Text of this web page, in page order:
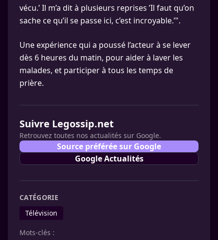
vécu.’ Il m’a dit à plusieurs reprises ’Il faut qu’on
sache ce qu’il se passe ici, c’est incroyable.’".
Une expérience qui a poussé l’acteur à se lever
dès 6 heures du matin, pour aider à laver les
malades, et participer à tous les temps de
prière.
Suivre Legossip.net
Retrouvez toutes nos actualités sur Google.
Source préférée sur Google
Google Actualités
CATÉGORIE
Télévision
Mots-clés :